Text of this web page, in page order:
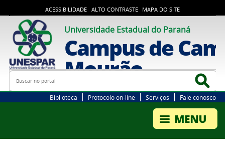
ACESSIBILIDADE ALTO CONTRASTE MAPA DO SITE
Universidade Estadual do Paraná
Campus de
Mourão
Busca
Biblioteca Protocolo on-line Serviços Fale conosco